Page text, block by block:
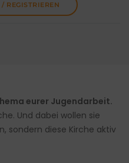
REGISTRIEREN
eurer Jugendarbeit.
Und dabei wollen sie
sondern diese Kirche aktiv